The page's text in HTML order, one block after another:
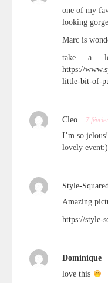
one of my
looking
Marc is
take a
https://
little-bit-of-
Cleo 7
I’m so
lovely
Style-
Amazing
https://style-
Dominique
love this